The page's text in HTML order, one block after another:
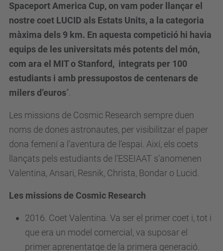
Spaceport America Cup, on vam poder llançar el
nostre coet LUCID als Estats Units, a la categoria
màxima dels 9 km. En aquesta competició hi havia
equips de les universitats més potents del món,
com ara el MIT o Stanford, integrats per 100
estudiants i amb pressupostos de centenars de
milers d’euros”.
Les missions de Cosmic Research sempre duen
noms de dones astronautes, per visibilitzar el paper
dona femení a l’aventura de l’espai. Així, els coets
llançats pels estudiants de l’ESEIAAT s’anomenen
Valentina, Ansari, Resnik, Christa, Bondar o Lucid.
Les missions de Cosmic Research
2016. Coet Valentina. Va ser el primer coet i, tot i
que era un model comercial, va suposar el
primer aprenentatge de la primera generació.